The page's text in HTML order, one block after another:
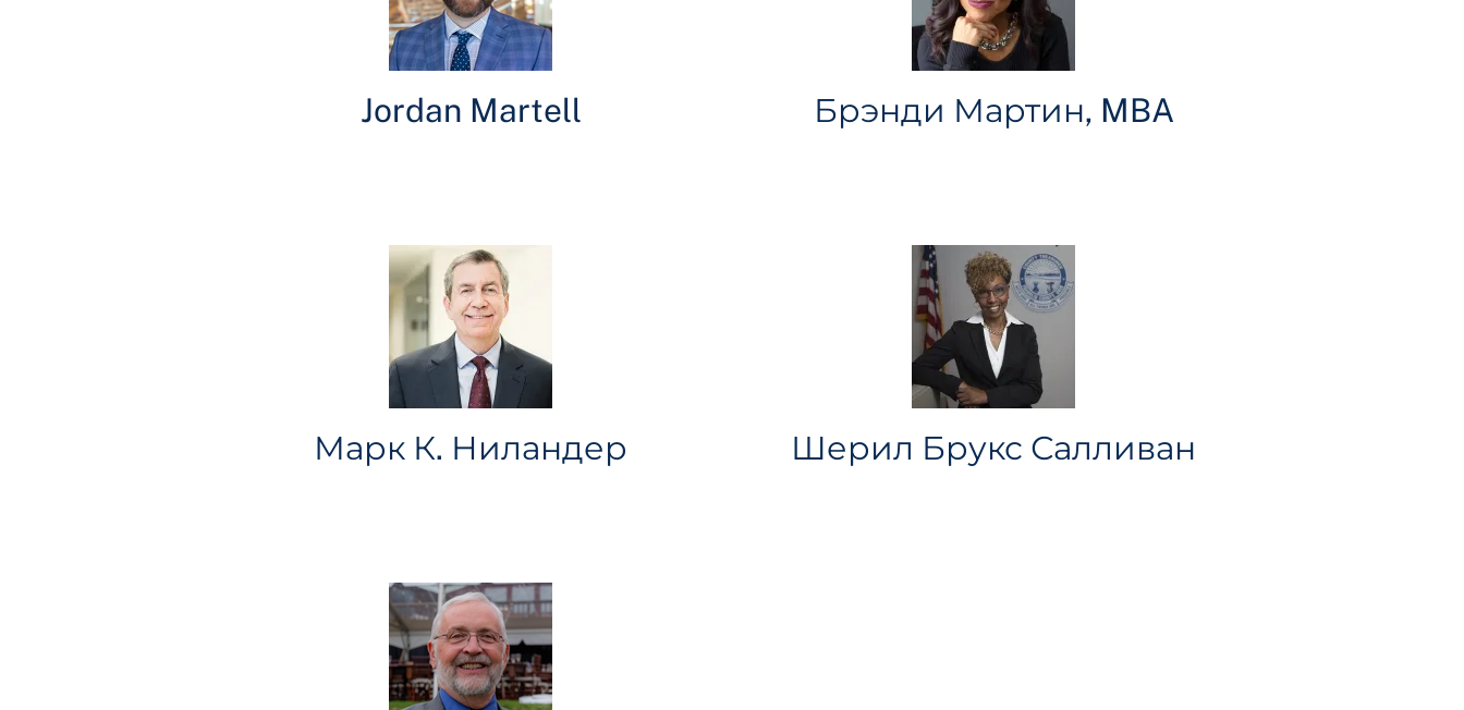
Jordan Martell Брэнди Мартин, MBA
Марк К. Ниландер Шерил Брукс Салливан